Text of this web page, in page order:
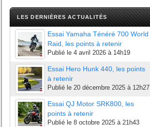
LES DERNIÈRES ACTUALITÉS
Essai Yamaha Ténéré 700 World
Raid, les points à retenir
Publié le 4 avril 2026 à 14h19
Essai Hero Hunk 440, les points
à retenir
Publié le 20 décembre 2025 à 12h27
Essai QJ Motor SRK800, les
points à retenir
Publié le 8 octobre 2025 à 21h43